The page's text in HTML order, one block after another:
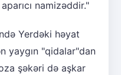
namizəddir."
Yerdəki həyat
yaygın "qidalar"dan
şəkəri də aşkar